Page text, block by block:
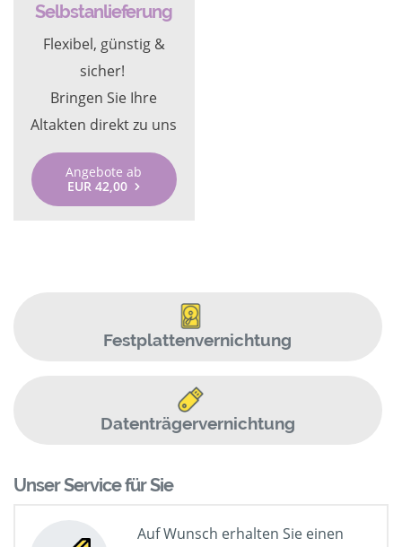
Selbstanlieferung
Flexibel, günstig &
sicher!
Bringen Sie Ihre
Altakten direkt zu uns
Angebote ab
EUR 42,00
Festplattenvernichtung
Datenträgervernichtung
Unser Service für Sie
Auf Wunsch erhalten Sie einen